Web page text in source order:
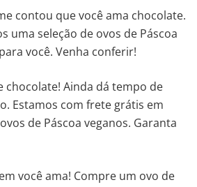
contou que você ama chocolate.
uma seleção de ovos de Páscoa
você. Venha conferir!
chocolate! Ainda dá tempo de
Estamos com frete grátis em
de Páscoa veganos. Garanta
você ama! Compre um ovo de